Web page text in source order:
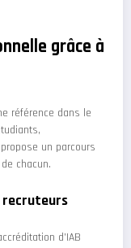
grâce à
référence dans le
un parcours
chacun.
recruteurs
d’IAB